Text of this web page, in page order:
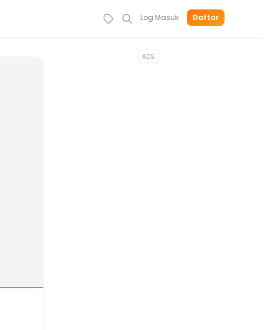
Log Masuk Daftar
ADS